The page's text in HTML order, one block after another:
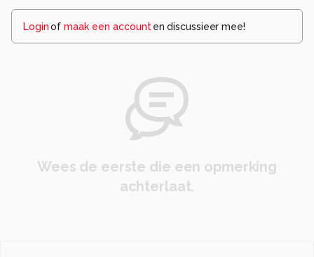
Loginof maak een account en discussieer mee!
Wees de eerste die een opmerking
achterlaat.